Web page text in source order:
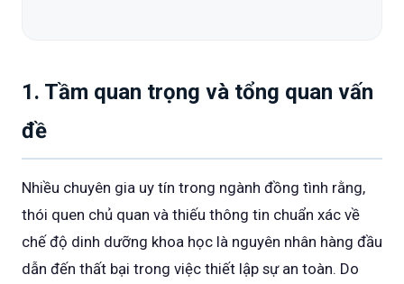
1. Tầm quan trọng và tổng quan vấn
đề
Nhiều chuyên gia uy tín trong ngành đồng tình rằng,
thói quen chủ quan và thiếu thông tin chuẩn xác về
chế độ dinh dưỡng khoa học là nguyên nhân hàng đầu
dẫn đến thất bại trong việc thiết lập sự an toàn. Do